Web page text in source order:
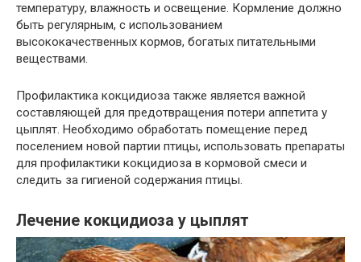
температуру, влажность и освещение. Кормление должно
быть регулярным, с использованием
высококачественных кормов, богатых питательными
веществами.
Профилактика кокцидиоза также является важной
составляющей для предотвращения потери аппетита у
цыплят. Необходимо обработать помещение перед
поселением новой партии птицы, использовать препараты
для профилактики кокцидиоза в кормовой смеси и
следить за гигиеной содержания птицы.
Лечение кокцидиоза у цыплят